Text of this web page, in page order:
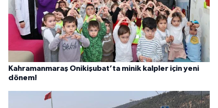
Kahramanmaraş Onikişubat’ta minik kalpler için yeni
dönem!